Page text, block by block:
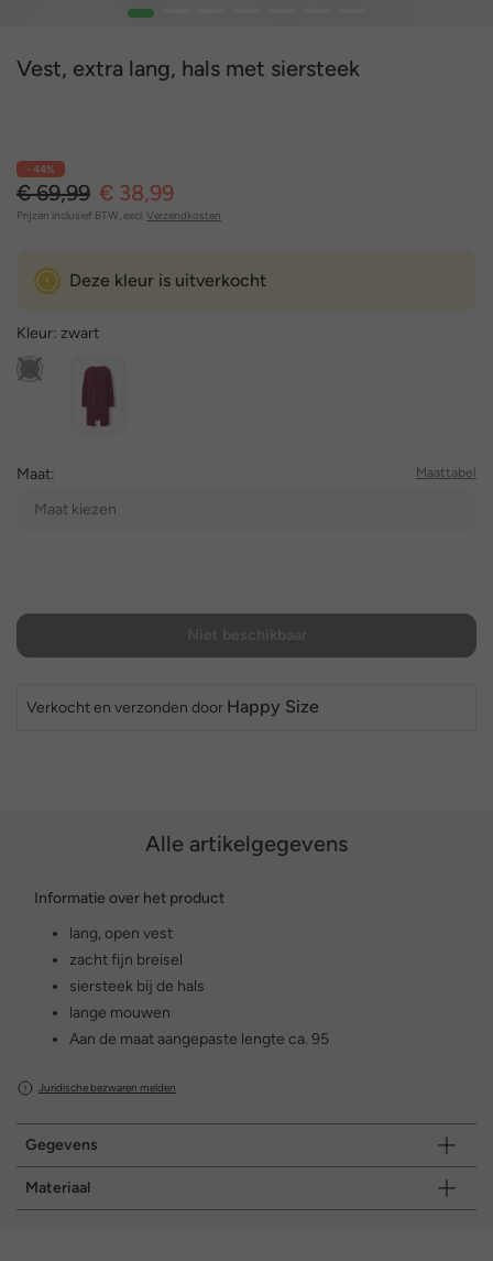
1
Vest, extra lang, hals met siersteek
- 44%
€ 69,99 € 38,99
Prijzen inclusief BTW, excl. Verzendkosten
Deze kleur is uitverkocht
Kleur: zwart
Maat: Maattabel
Maat kiezen
Verkocht en verzonden door Happy Size
Alle artikelgegevens
Informatie over het product
lang, open vest
zacht fijn breisel
siersteek bij de hals
lange mouwen
Aan de maat aangepaste lengte ca. 95
Juridische bezwaren melden
Gegevens
Materiaal